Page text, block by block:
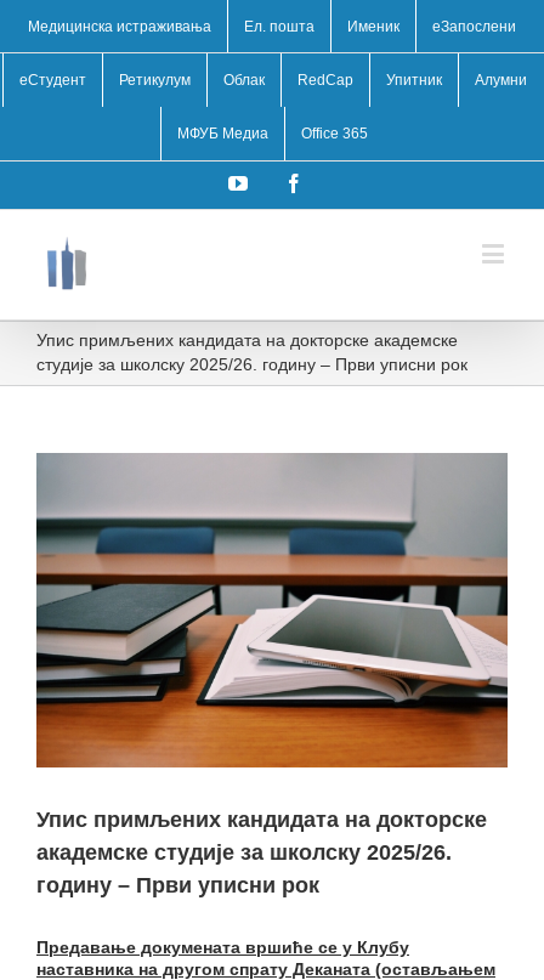
Медицинска истраживања Ел. пошта Именик eЗапослени
еСтудент Ретикулум Облак RedCap Упитник Алумни
МФУБ Медиа Office 365
YouTube
Упис примљених кандидата на докторске академске
студије за школску 2025/26. годину – Први уписни рок
Упис примљених кандидата на докторске
академске студије за школску 2025/26.
годину – Први уписни рок
Предавање докумената вршиће се у Клубу
наставникa на другом спрату Деканата (остављањем